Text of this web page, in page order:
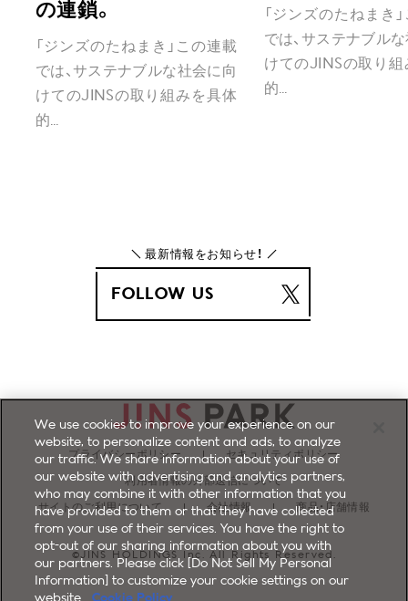
の連鎖。
「ジンズのたねまき」この連載
では、サステナブルな社会に向
けてのJINSの取り組みを具体
的...
「ジンズのたねまき
では、サステナブル
けてのJINSの取り組
的...
最新情報をお知らせ！
FOLLOW US
プライバシーポリシー セキュリティポリシー
利用者情報の外部送信について
サイトのご利用について 会社情報 商品・店舗情報
©JINS HOLDINGS Inc. All Rights Reserved.
We use cookies to improve your experience on our
website, to personalize content and ads, to analyze
our traffic. We share information about your use of
our website with advertising and analytics partners,
who may combine it with other information that you
have provided to them or that they have collected
from your use of their services. You have the right to
opt-out of our sharing information about you with
our partners. Please click [Do Not Sell My Personal
Information] to customize your cookie settings on our